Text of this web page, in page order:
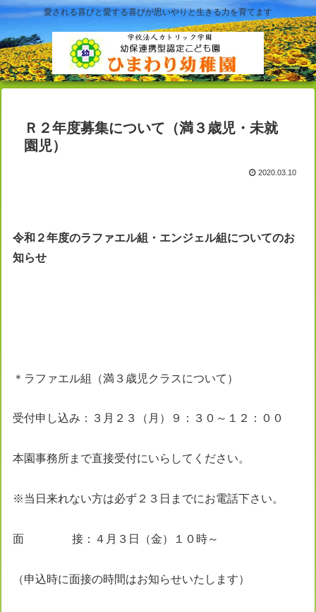
愛される喜びと愛する喜びが思いやりと生きる力を育てます
Ｒ２年度募集について（満３歳児・未就
園児）
2020.03.10
令和２年度のラファエル組・エンジェル組についてのお
知らせ
＊ラファエル組（満３歳児クラスについて）
受付申し込み：３月２３（月）９：３０～１２：００
本園事務所まで直接受付にいらしてください。
※当日来れない方は必ず２３日までにお電話下さい。
面 接：４月３日（金）１０時～
（申込時に面接の時間はお知らせいたします）